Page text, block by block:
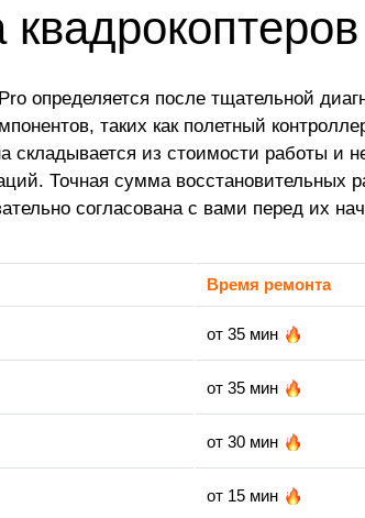
определяется после тщательной
таких как полетный
складывается из стоимости работы и
Точная сумма восстановительных
согласована с вами перед их
Время ремонта
от 35 мин
от 35 мин
от 30 мин
от 15 мин